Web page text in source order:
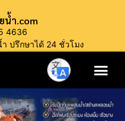
น้ำ.com
4636
ปรึกษาได้ 24 ชั่วโมง